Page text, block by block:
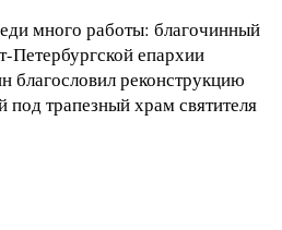
много работы: благочинный
Петербургской епархии
благословил реконструкцию
трапезный храм святителя